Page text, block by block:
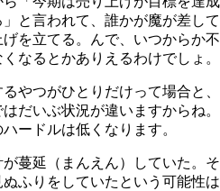
と言われて、誰かが魔が差して
を立てる。んで、いつからか不
なるとかありえるわけでしょ。
やつがひとりだけって場合と、
だいぶ状況が違いますからね。
ードルは低くなります。
蔓延（まんえん）していた。そ
ふりをしていたという可能性は